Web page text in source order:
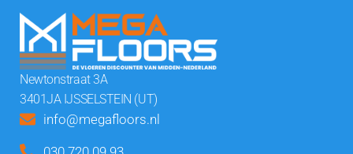
Newtonstraat 3A
3401JA IJSSELSTEIN (UT)
info@megafloors.nl